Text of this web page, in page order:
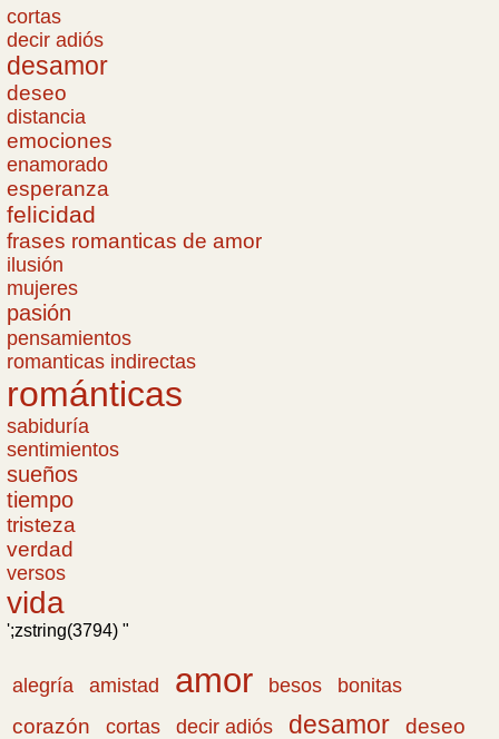
cortas
decir adiós
desamor
deseo
distancia
emociones
enamorado
esperanza
felicidad
frases romanticas de amor
ilusión
mujeres
pasión
pensamientos
romanticas indirectas
románticas
sabiduría
sentimientos
sueños
tiempo
tristeza
verdad
versos
vida
';zstring(3794) "
alegría amistad amor besos
bonitas
corazón
cortas decir adiós desamor deseo